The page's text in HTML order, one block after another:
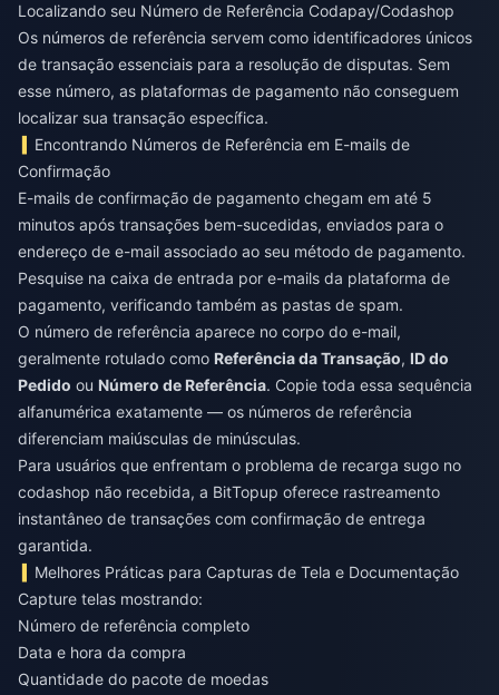
Localizando seu Número de Referência Codapay/Codashop
Os números de referência servem como identificadores únicos
de transação essenciais para a resolução de disputas. Sem
esse número, as plataformas de pagamento não conseguem
localizar sua transação específica.
Encontrando Números de Referência em E-mails de
Confirmação
E-mails de confirmação de pagamento chegam em até 5
minutos após transações bem-sucedidas, enviados para o
endereço de e-mail associado ao seu método de pagamento.
Pesquise na caixa de entrada por e-mails da plataforma de
pagamento, verificando também as pastas de spam.
O número de referência aparece no corpo do e-mail,
geralmente rotulado como Referência da Transação, ID do
Pedido ou Número de Referência. Copie toda essa sequência
alfanumérica exatamente — os números de referência
diferenciam maiúsculas de minúsculas.
Para usuários que enfrentam o problema de recarga sugo no
codashop não recebida, a BitTopup oferece rastreamento
instantâneo de transações com confirmação de entrega
garantida.
Melhores Práticas para Capturas de Tela e Documentação
Capture telas mostrando:
Número de referência completo
Data e hora da compra
Quantidade do pacote de moedas